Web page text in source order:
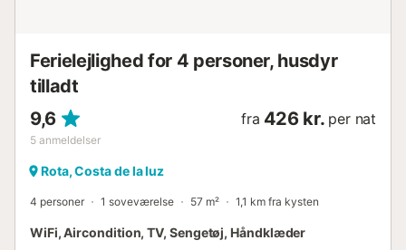
Ferielejlighed for 4 personer, husdyr
tilladt
9,6
5 anmeldelser
fra 426 kr. per nat
Rota, Costa de la luz
4 personer 1 soveværelse 57 m² 1,1 km fra kysten
WiFi, Aircondition, TV, Sengetøj, Håndklæder